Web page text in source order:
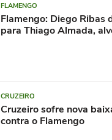
FLAMENGO
Flamengo: Diego Ribas
para Thiago Almada,
CRUZEIRO
Cruzeiro sofre nova
contra o Flamengo